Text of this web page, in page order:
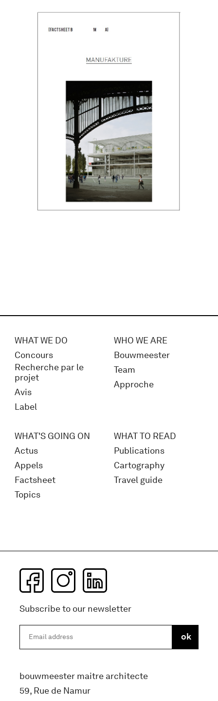
WHAT WE DO
Concours
Recherche par le
projet
Avis
Label
WHO WE ARE
Bouwmeester
Team
Approche
WHAT'S GOING ON
Actus
Appels
Factsheet
Topics
WHAT TO READ
Publications
Cartography
Travel guide
Subscribe to our newsletter
bouwmeester maitre architecte
59, Rue de Namur